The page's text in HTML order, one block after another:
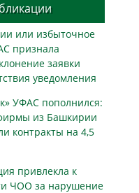
или избыточное
признала
заявки
уведомления
УФАС пополнился:
из Башкирии
контракты на 4,5
привлекла к
ЧОО за нарушение